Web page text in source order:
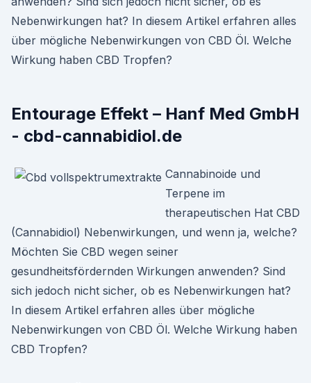
Nebenwirkungen hat? In diesem Artikel erfahren alles
über mögliche Nebenwirkungen von CBD Öl. Welche
Wirkung haben CBD Tropfen?
Entourage Effekt – Hanf Med GmbH
- cbd-cannabidiol.de
Cannabinoide und
Terpene im
therapeutischen Hat CBD
(Cannabidiol) Nebenwirkungen, und wenn ja, welche?
Möchten Sie CBD wegen seiner
gesundheitsfördernden Wirkungen anwenden? Sind
sich jedoch nicht sicher, ob es Nebenwirkungen hat?
In diesem Artikel erfahren alles über mögliche
Nebenwirkungen von CBD Öl. Welche Wirkung haben
CBD Tropfen?